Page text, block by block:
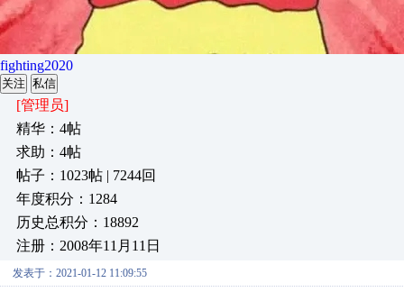
fighting2020
关注 私信
[管理员]
精华：4帖
求助：4帖
帖子：1023帖 | 7244回
年度积分：1284
历史总积分：18892
注册：2008年11月11日
发表于：2021-01-12 11:09:55